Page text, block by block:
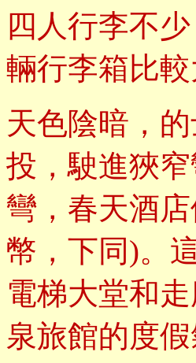
四人行李不
輛行李箱比較
天色陰暗，
投，駛進狹
彎，春天酒
幣，下同)。
電梯大堂和
泉旅館的度假